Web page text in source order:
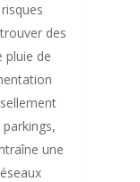
des
pluie de
une